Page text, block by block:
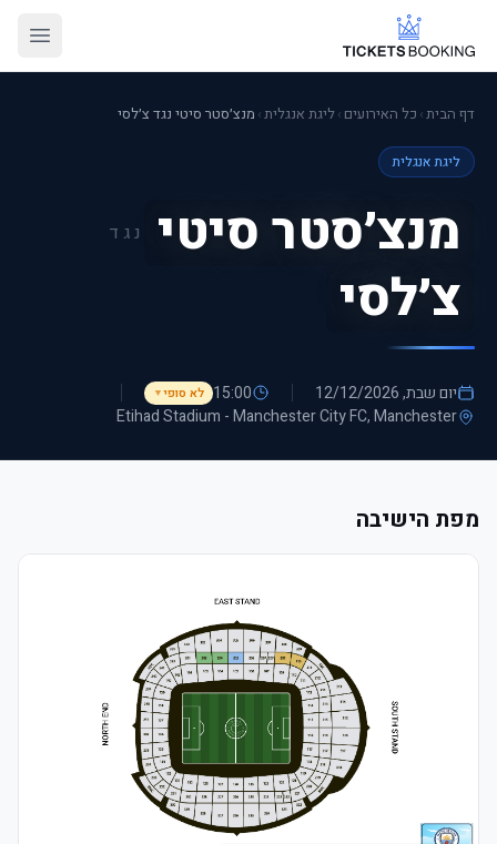
דף הבית› כל האירועים ›ליגת אנגלית› מנצ׳סטר סיטי נגד צ׳לסי
ליגת אנגלית
מנצ׳סטר סיטי נגד
צ׳לסי
יום שבת, 12/12/2026 15:00 לא סופי▼
Etihad Stadium - Manchester City FC, Manchester
מפת הישיבה